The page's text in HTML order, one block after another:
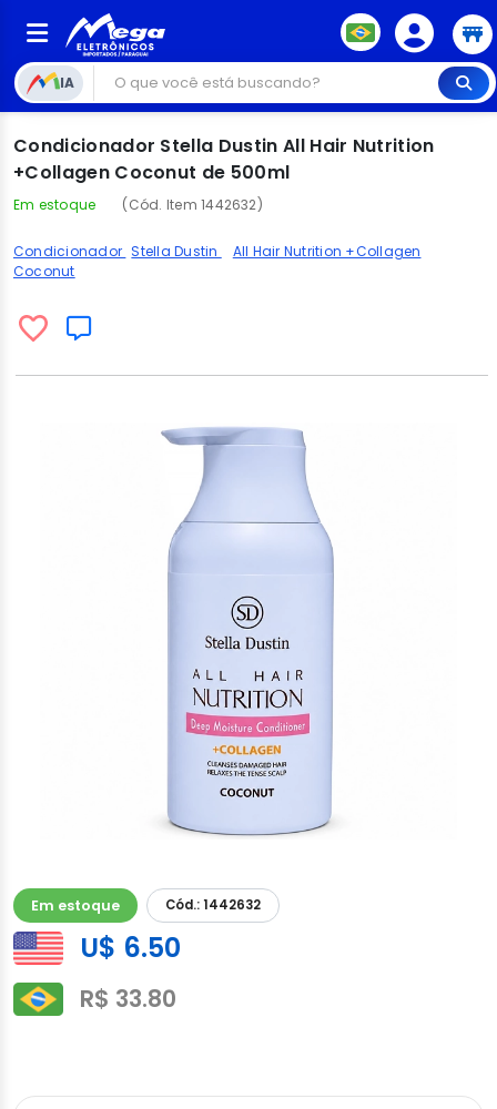
IA
Condicionador Stella Dustin All Hair Nutrition
+Collagen Coconut de 500ml
Em estoque (Cód. Item 1442632)
Condicionador Stella Dustin
All Hair Nutrition +Collagen
Coconut
Em estoque Cód.: 1442632
U$ 6.50
R$ 33.80